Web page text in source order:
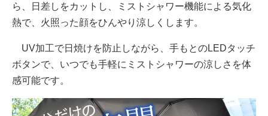
ら、日差しをカットし、ミストシャワー機能による気化
熱で、火照った顔をひんやり涼しくします。
UV加工で日焼けを防止しながら、手もとのLEDタッチ
ボタンで、いつでも手軽にミストシャワーの涼しさを体
感可能です。